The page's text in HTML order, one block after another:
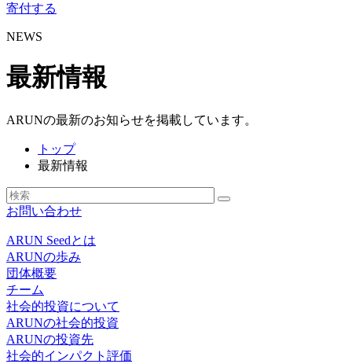
寄付する
NEWS
最新情報
ARUNの最新のお知らせを掲載しています。
トップ
最新情報
お問い合わせ
ARUN Seedとは
ARUNの歩み
団体概要
チーム
社会的投資について
ARUNの社会的投資
ARUNの投資先
社会的インパクト評価